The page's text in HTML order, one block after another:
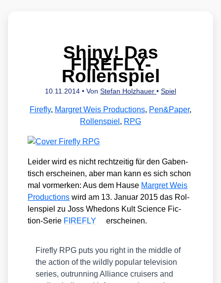
Shiny! Das
FIREFLY-
Rollenspiel
10.11.2014 • Von Stefan Holzhauer • Spiel
Firefly, Margret Weis Productions, Pen&Paper,
Rollenspiel , RPG
Lei­der wird es nicht recht­zei­tig für den Gaben­
tisch erschei­nen, aber man kann es sich schon
mal vor­mer­ken: Aus dem Hau­se Mar­gret Weis
Pro­duc­tions wird am 13. Janu­ar 2015 das Rol­
len­spiel zu Joss Whe­dons Kult Sci­ence Fic­
tion-Serie FIREFLY erschei­nen.
Fire­fly RPG puts you right in the midd­le of
the action of the wild­ly popu­lar tele­vi­si­on
series, outrun­ning Alli­ance crui­sers and